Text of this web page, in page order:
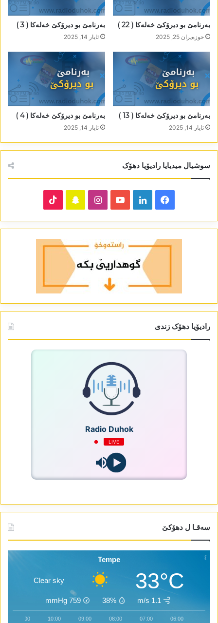
بەرنامێ بو دیرۆکێ خەلەکا ( 22 )
حوزه‌یران 25, 2025
بەرنامێ بو دیرۆکێ خەلەکا ( 3 )
ئایار 14, 2025
بەرنامێ بو دیرۆکێ خەلەکا ( 13 )
ئایار 14, 2025
بەرنامێ بو دیرۆکێ خەلەکا ( 4 )
ئایار 14, 2025
سوشیال میدیایا رادیۆیا دھۆک
Facebook
LinkedIn
YouTube
Instagram
Snapchat
رادیۆیا دھۆک زندی
Radio Duhok
LIVE
سەقـا ل دھۆکێ
Tempe
33°C
Clear sky
1.1 m/s
38%
759
mmHg
06:00
07:00
08:00
09:00
10:00
11:00